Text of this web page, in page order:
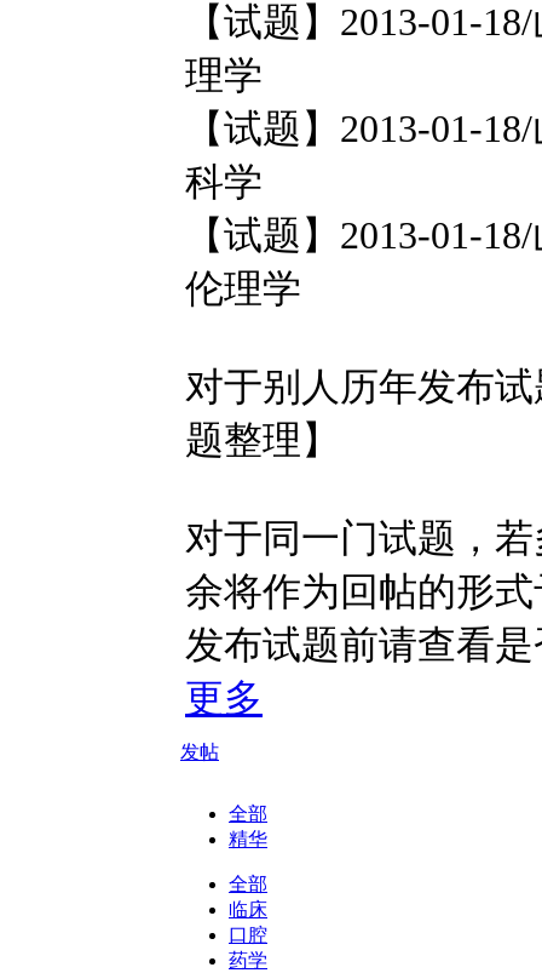
【试题】2013-01-
理学
【试题】2013-01-
科学
【试题】2013-01-
伦理学
对于别人历年发布
题整理】
对于同一门试题，
余将作为回帖的形
发布试题前请查看
更多
发帖
全部
精华
全部
临床
口腔
药学